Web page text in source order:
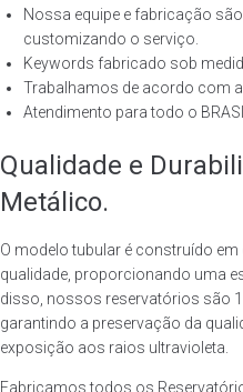
Nossa equipe e fabricação
customizando o serviço.
Keywords fabricado sob
Trabalhamos de acordo com
Atendimento para todo o
Qualidade e
Metálico.
O modelo tubular é construído
qualidade, proporcionando uma
disso, nossos reservatórios são
garantindo a preservação da
exposição aos raios ultravioleta.
Fabricamos todos os